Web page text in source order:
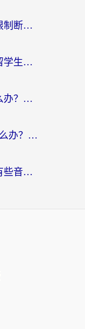
在国外怎么用网易云？别让地域限制断了你的中文歌单——附听书社交定位解决方案
酷狗海外限制解决办法有哪些？留学生亲测有效的回国加速指南
在菲律宾用邮储银行地区限制怎么办？海外华人必看的回国加速解决方案
在比利时用掌上12333地区限制怎么办？海外华人亲测有效的回国加速方案
海外党日常痛点解决指南：汽水有些音乐在国外无法播放怎么办？